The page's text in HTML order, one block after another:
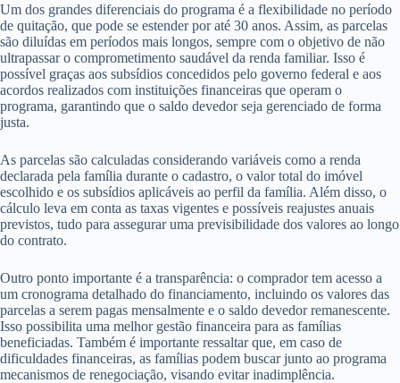
Um dos grandes diferenciais do programa é a flexibilidade no período
de quitação, que pode se estender por até 30 anos. Assim, as parcelas
são diluídas em períodos mais longos, sempre com o objetivo de não
ultrapassar o comprometimento saudável da renda familiar. Isso é
possível graças aos subsídios concedidos pelo governo federal e aos
acordos realizados com instituições financeiras que operam o
programa, garantindo que o saldo devedor seja gerenciado de forma
justa.
As parcelas são calculadas considerando variáveis como a renda
declarada pela família durante o cadastro, o valor total do imóvel
escolhido e os subsídios aplicáveis ao perfil da família. Além disso, o
cálculo leva em conta as taxas vigentes e possíveis reajustes anuais
previstos, tudo para assegurar uma previsibilidade dos valores ao longo
do contrato.
Outro ponto importante é a transparência: o comprador tem acesso a
um cronograma detalhado do financiamento, incluindo os valores das
parcelas a serem pagas mensalmente e o saldo devedor remanescente.
Isso possibilita uma melhor gestão financeira para as famílias
beneficiadas. Também é importante ressaltar que, em caso de
dificuldades financeiras, as famílias podem buscar junto ao programa
mecanismos de renegociação, visando evitar inadimplência.